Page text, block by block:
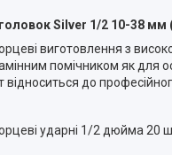
головок Silver 1/2 10-38 мм
виготовлення з
помічником як для
відноситься до
ударні 1/2 дюйма 20